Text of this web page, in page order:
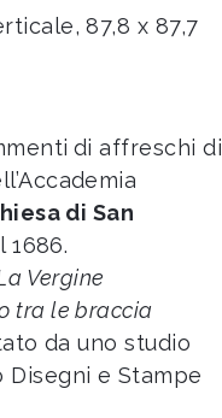
87,8 x 87,7
di affreschi di
di San
1686.
Vergine
tra le braccia
da uno studio
e Stampe